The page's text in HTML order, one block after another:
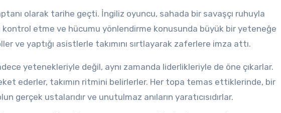
olarak tarihe geçti. İngiliz oyuncu, sahada bir savaşçı ruhuyla
kontrol etme ve hücumu yönlendirme konusunda büyük bir yeteneğe
ve yaptığı asistlerle takımını sırtlayarak zaferlere imza attı.
yetenekleriyle değil, aynı zamanda liderlikleriyle de öne çıkarlar.
ederler, takımın ritmini belirlerler. Her topa temas ettiklerinde, bir
gerçek ustalarıdır ve unutulmaz anıların yaratıcısıdırlar.